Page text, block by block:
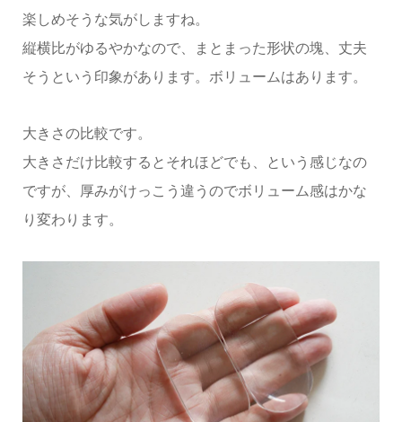
楽しめそうな気がしますね。
縦横比がゆるやかなので、まとまった形状の塊、丈夫
そうという印象があります。ボリュームはあります。
大きさの比較です。
大きさだけ比較するとそれほどでも、という感じなの
ですが、厚みがけっこう違うのでボリューム感はかな
り変わります。